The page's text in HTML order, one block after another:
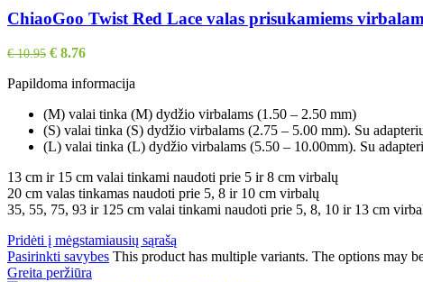
ChiaoGoo Twist Red Lace valas prisukamiems
€10.95 € 8.76
Papildoma informacija
(M) valai tinka (M) dydžio virbalams (1.50 – 2.50 mm)
(S) valai tinka (S) dydžio virbalams (2.75 – 5.00 mm). Su
(L) valai tinka (L) dydžio virbalams (5.50 – 10.00mm). Su
13 cm ir 15 cm valai tinkami naudoti prie 5 ir 8 cm virbalų
20 cm valas tinkamas naudoti prie 5, 8 ir 10 cm virbalų
35, 55, 75, 93 ir 125 cm valai tinkami naudoti prie 5, 8, 10 ir 13 cm
Pridėti į mėgstamiausių sąrašą
Pasirinkti savybes This product has multiple variants. The options may
Greita peržiūra